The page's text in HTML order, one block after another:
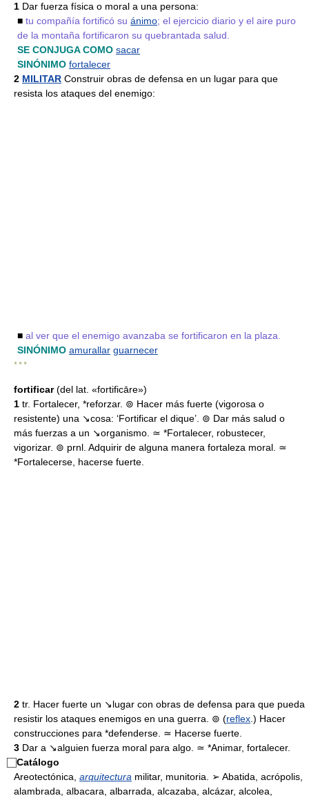
1 Dar fuerza física o moral a una persona:
■ tu compañía fortificó su ánimo; el ejercicio diario y el aire puro
de la montaña fortificaron su quebrantada salud.
SE CONJUGA COMO sacar
SINÓNIMO fortalecer
2 MILITAR Construir obras de defensa en un lugar para que
resista los ataques del enemigo:
■ al ver que el enemigo avanzaba se fortificaron en la plaza.
SINÓNIMO amurallar guarnecer
* * *
fortificar(del lat. «fortificāre»)
1 tr. Fortalecer, *reforzar. ⊚ Hacer más fuerte (vigorosa o
resistente) una ↘cosa: ‘Fortificar el dique’. ⊚ Dar más salud o
más fuerzas a un ↘organismo. ≃ *Fortalecer, robustecer,
vigorizar. ⊚ prnl. Adquirir de alguna manera fortaleza moral. ≃
*Fortalecerse, hacerse fuerte.
2 tr. Hacer fuerte un ↘lugar con obras de defensa para que pueda
resistir los ataques enemigos en una guerra. ⊚ (reflex .) Hacer
construcciones para *defenderse. ≃ Hacerse fuerte.
3 Dar a ↘alguien fuerza moral para algo. ≃ *Animar, fortalecer.
⃞Catálogo
Areotectónica, arquitectura militar, munitoria. ➢ Abatida, acrópolis,
alambrada, albacara, albarrada, alcazaba, alcázar, alcolea,